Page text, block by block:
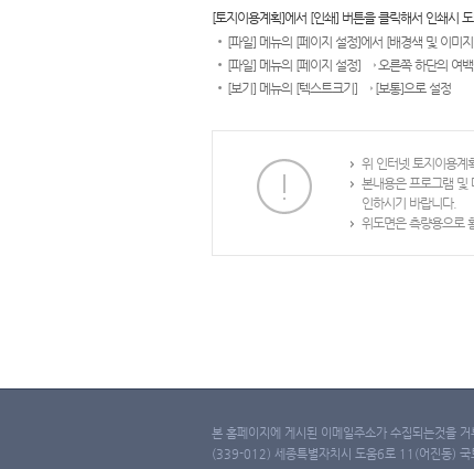
[토지이용계획]에서 [인쇄] 버튼을 클릭해서 인쇄시
[파일] 메뉴의 [페이지 설정]에서 [배경색 및 이미
[파일] 메뉴의 [페이지 설정] → 오른쪽 하단의 여
[보기] 메뉴의 [텍스트크기] → [보통]으로 설정
위 인터넷 토지이용계
본내용은 프로그램 및
인하시기 바랍니다.
위도면은 측량용으로
본 홈페이지에 게시된 이메일주소가 수집되는것을
(339-012) 세종특별자치시 도움6로 11(어진동)